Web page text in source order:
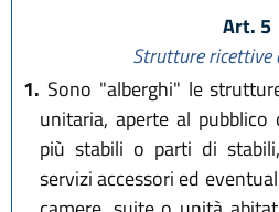
Art. 5
Strutture ricettive
1. Sono "alberghi" le
unitaria, aperte al
più stabili o parti di
servizi accessori ed